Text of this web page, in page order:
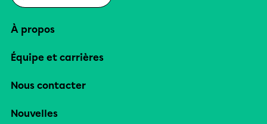
À propos
Équipe et carrières
Nous contacter
Nouvelles